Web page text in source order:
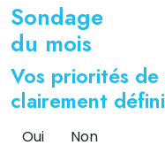
Sondage
du mois
Vos priorités
clairement
Oui Non